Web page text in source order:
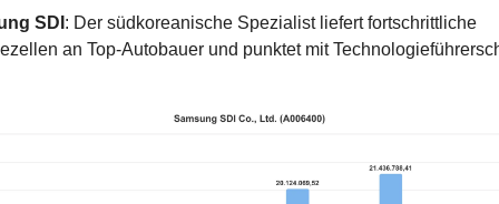
SDI : Der südkoreanische Spezialist liefert fortschrittliche
an Top-Autobauer und punktet mit